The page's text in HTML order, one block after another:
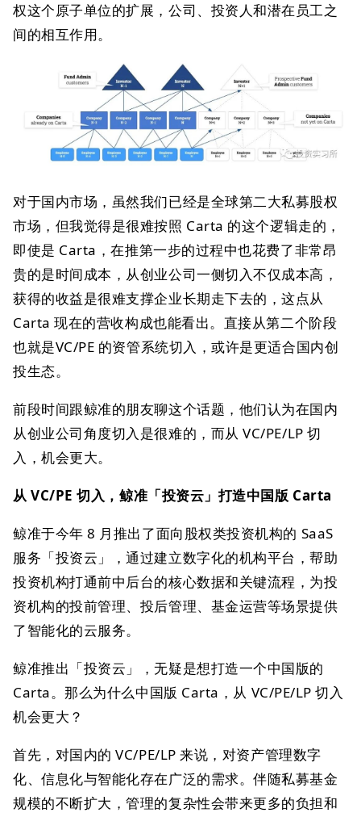
权这个原子单位的扩展，公司、投资人和潜在员工之
间的相互作用。
对于国内市场，虽然我们已经是全球第二大私募股权
市场，但我觉得是很难按照 Carta 的这个逻辑走的，
即使是 Carta，在推第一步的过程中也花费了非常昂
贵的是时间成本，从创业公司一侧切入不仅成本高，
获得的收益是很难支撑企业长期走下去的，这点从
Carta 现在的营收构成也能看出。直接从第二个阶段
也就是VC/PE 的资管系统切入，或许是更适合国内创
投生态。
前段时间跟鲸准的朋友聊这个话题，他们认为在国内
从创业公司角度切入是很难的，而从 VC/PE/LP 切
入，机会更大。
从 VC/PE 切入，鲸准「投资云」打造中国版 Carta
鲸准于今年 8 月推出了面向股权类投资机构的 SaaS
服务「投资云」，通过建立数字化的机构平台，帮助
投资机构打通前中后台的核心数据和关键流程，为投
资机构的投前管理、投后管理、基金运营等场景提供
了智能化的云服务。
鲸准推出「投资云」，无疑是想打造一个中国版的
Carta。那么为什么中国版 Carta，从 VC/PE/LP 切入
机会更大？
首先，对国内的 VC/PE/LP 来说，对资产管理数字
化、信息化与智能化存在广泛的需求。伴随私募基金
规模的不断扩大，管理的复杂性会带来更多的负担和